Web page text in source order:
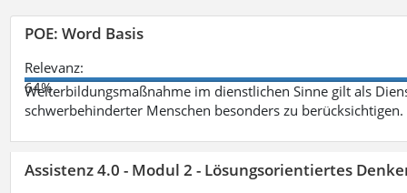
POE: Word Basis
Relevanz:
64%
Weiterbildungsmaßnahme im dienstlichen Sinne gilt als
schwerbehinderter Menschen besonders zu berücksichtigen.
Assistenz 4.0 - Modul 2 - Lösungsorientiertes